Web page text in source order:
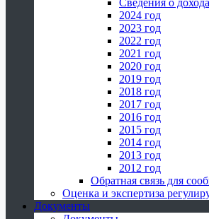
Сведения о
2024 год
2023 год
2022 год
2021 год
2020 год
2019 год
2018 год
2017 год
2016 год
2015 год
2014 год
2013 год
2012 год
Обратная связь для
Оценка и экспертиза
Документы